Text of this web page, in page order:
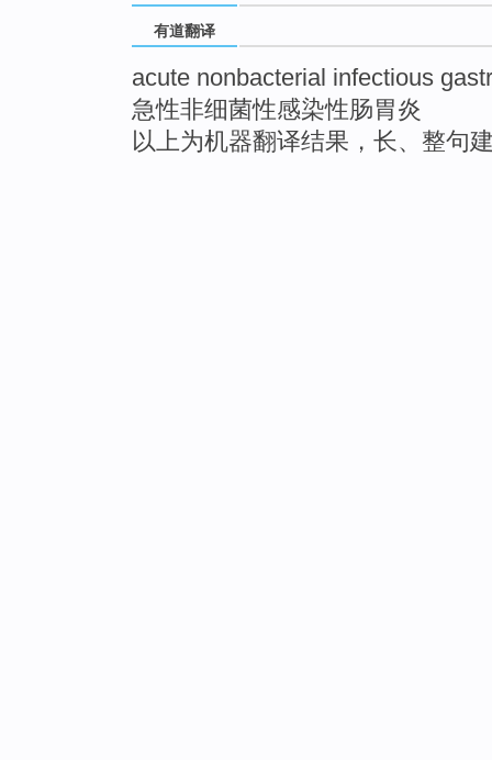
有道翻译
acute nonbacterial infectious
急性非细菌性感染性肠胃炎
以上为机器翻译结果，长、整句